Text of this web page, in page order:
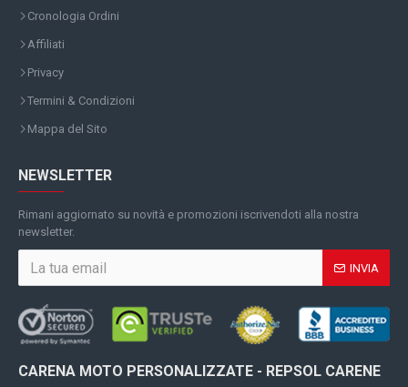
Cronologia Ordini
Affiliati
Privacy
Termini & Condizioni
Mappa del Sito
NEWSLETTER
Rimani aggiornato su novità e promozioni iscrivendoti alla nostra
newsletter.
INVIA
CARENA MOTO PERSONALIZZATE - REPSOL CARENE